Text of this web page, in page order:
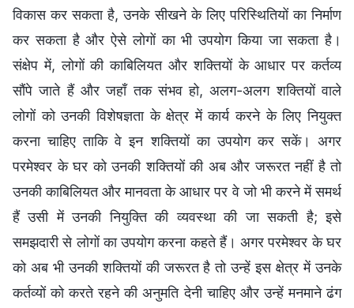
विकास कर सकता है, उनके सीखने के लिए परिस्थितियों का निर्माण
कर सकता है और ऐसे लोगों का भी उपयोग किया जा सकता है।
संक्षेप में, लोगों की काबिलियत और शक्तियों के आधार पर कर्तव्य
सौंपे जाते हैं और जहाँ तक संभव हो, अलग-अलग शक्तियों वाले
लोगों को उनकी विशेषज्ञता के क्षेत्र में कार्य करने के लिए नियुक्त
करना चाहिए ताकि वे इन शक्तियों का उपयोग कर सकें। अगर
परमेश्वर के घर को उनकी शक्तियों की अब और जरूरत नहीं है तो
उनकी काबिलियत और मानवता के आधार पर वे जो भी करने में समर्थ
हैं उसी में उनकी नियुक्ति की व्यवस्था की जा सकती है; इसे
समझदारी से लोगों का उपयोग करना कहते हैं। अगर परमेश्वर के घर
को अब भी उनकी शक्तियों की जरूरत है तो उन्हें इस क्षेत्र में उनके
कर्तव्यों को करते रहने की अनुमति देनी चाहिए और उन्हें मनमाने ढंग